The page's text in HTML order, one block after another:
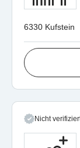
6330 Kufstein
Nicht